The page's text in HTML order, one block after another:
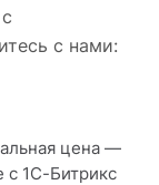
с нами:
цена —
с 1С-Битрикс